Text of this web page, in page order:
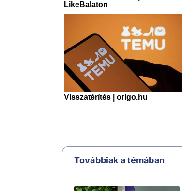
Továbbiak a témában